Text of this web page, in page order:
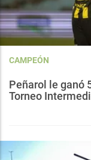
CAMPEÓN
Peñarol le ganó
Torneo